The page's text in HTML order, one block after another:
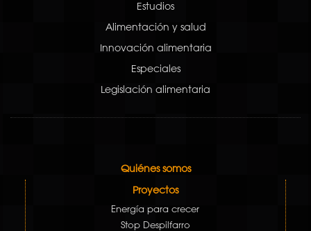
Estudios
Alimentación y salud
Innovación alimentaria
Especiales
Legislación alimentaria
Quiénes somos
Proyectos
Energía para crecer
Stop Despilfarro